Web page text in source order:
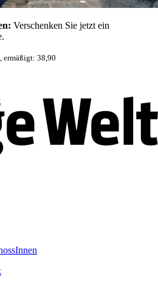
Verschenken Sie jetzt ein
ermäßigt: 38,90